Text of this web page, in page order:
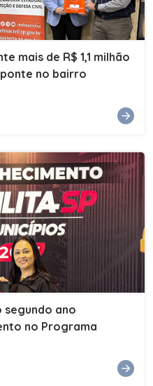
mais de R$ 1,1 milhão
no bairro
ano
no Programa